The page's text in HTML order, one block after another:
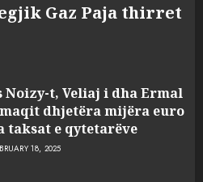
Gaz Paja thirret
Noizy-t, Veliaj i dha Ermal
dhjetëra mijëra euro
taksat e qytetarëve
18, 2025